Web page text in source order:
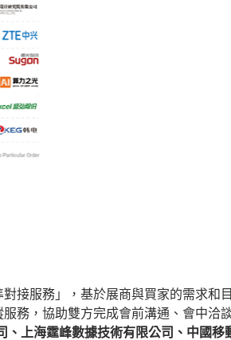
接服務」，基於展商與買家的需求
務，協助雙方完成會前溝通、會中
、上海霆峰數據技術有限公司、中國